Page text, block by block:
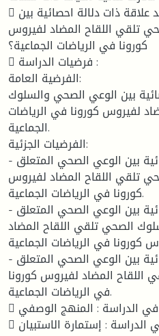
 مشكلة الدراسة : هل توجد علاقة ذات دلالة احصائية بين
تلقي اللقاح المضاد لفيروس
كورونا في الرياضات الجماعية؟
 فرضيات الدراسة :
الفرضية العامة:
بين الوعي الصحي والسلوك
لفيروس كورونا في الرياضات
الجماعية.
الفرضيات الجزئية:
- توجد علاقة ذات دلالة احصائية بين الوعي الصحي المتعلق
تلقي اللقاح المضاد لفيروس
كورونا في الرياضات الجماعية.
- توجد علاقة ذات دلالة احصائية بين الوعي الصحي المتعلق
الصحي تلقي اللقاح المضاد
كورونا في الرياضات الجماعية.
- توجد علاقة ذات دلالة احصائية بين الوعي الصحي المتعلق
اللقاح المضاد لفيروس كورونا
في الرياضات الجماعية.
 المنهج المتبع في الدراسة : المنهج الوصفي.
 الأدوات المستخدمة في الدراسة : إستمارة الاستبيان.